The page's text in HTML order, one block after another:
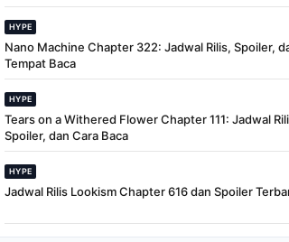
HYPE
Nano Machine Chapter 322: Jadwal Rilis, Spoiler,
Tempat Baca
HYPE
Tears on a Withered Flower Chapter 111: Jadwal
Spoiler, dan Cara Baca
HYPE
Jadwal Rilis Lookism Chapter 616 dan Spoiler